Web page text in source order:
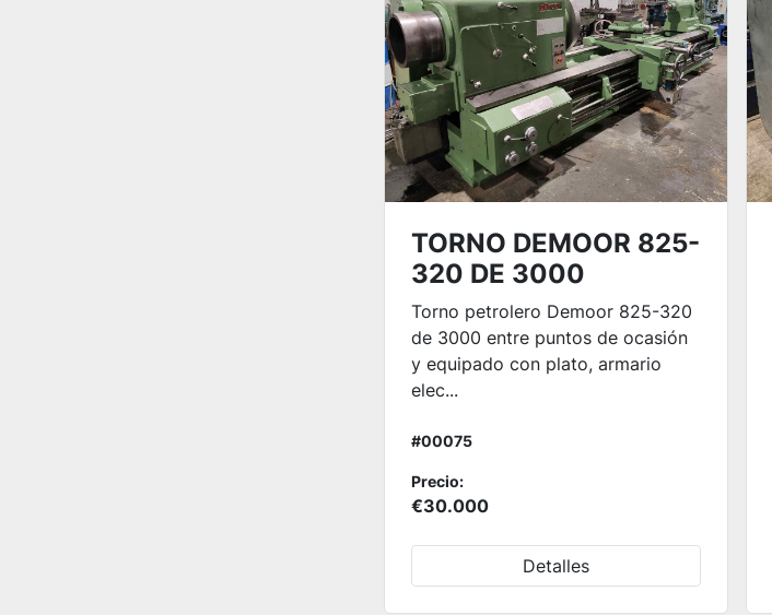
TORNO DEMOOR 825-
320 DE 3000
Torno petrolero Demoor 825-320
de 3000 entre puntos de ocasión
y equipado con plato, armario
elec...
#00075
Precio:
€30.000
Detalles